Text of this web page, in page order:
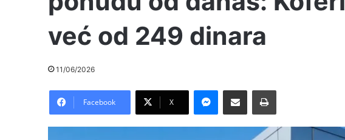
već od 249 dinara
11/06/2026
Facebook X
Messenger
Pošalji preko E-Maila Printaj